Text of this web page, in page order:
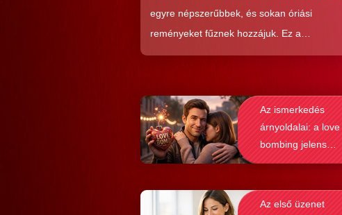
egyre népszerűbbek, és sokan óriási
reményeket fűznek hozzájuk. Ez a
közkedveltség egyáltalán nem véletlen,
nagyon könnyen és gyorsan lehet sikereket
elérni a flörtölésben. A legfőbb kérdés
azonban az, hogy ezek az alkalmazások
valóban hozzásegítenek-e minket egy
Az ismerkedés
árnyoldalai: a love
bombing jelenség
felismerése
Az első üzenet